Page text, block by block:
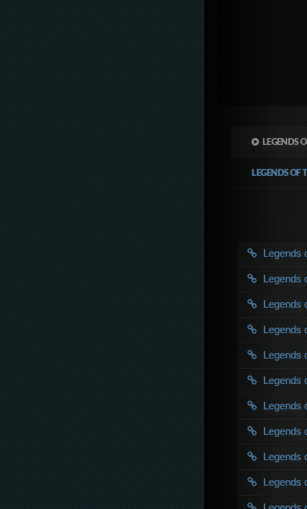
LEGENDS
LEGENDS
Legends
Legends
Legends
Legends
Legends
Legends
Legends
Legends
Legends
Legends